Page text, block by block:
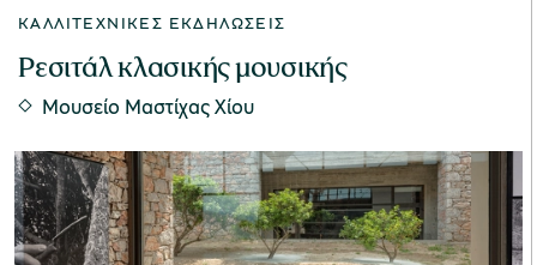
εισιτήρια
εισιτηρίων
ΚΑΛΛΙΤΕΧΝΙΚΈΣ ΕΚΔΗΛΏΣΕΙΣ
Ρεσιτάλ κλασικής μουσικής
Μουσείο Μαστίχας Χίου